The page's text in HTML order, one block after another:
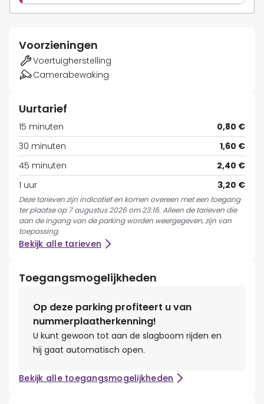
Voorzieningen
Voertuigherstelling
Camerabewaking
Uurtarief
15 minuten
0,80 €
30 minuten
1,60 €
45 minuten
2,40 €
1 uur
3,20 €
Deze tarieven zijn indicatief en komen overeen met een toegang
ter plaatse op 7 augustus 2026 om 23:16. Alleen de tarieven die
aan de ingang van de parking worden weergegeven, zijn van
toepassing.
Bekijk alle tarieven
Toegangsmogelijkheden
Op deze parking profiteert u van
nummerplaatherkenning!
U kunt gewoon tot aan de slagboom rijden en
hij gaat automatisch open.
Bekijk alle toegangsmogelijkheden